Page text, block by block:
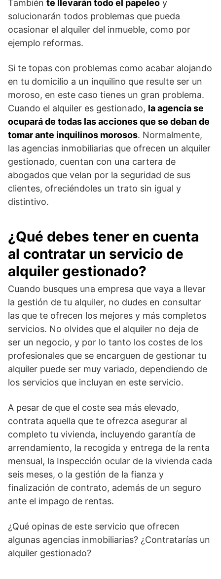
También te llevarán todo el papeleo y
solucionarán todos problemas que pueda
ocasionar el alquiler del inmueble, como por
ejemplo reformas.
Si te topas con problemas como acabar alojando
en tu domicilio a un inquilino que resulte ser un
moroso, en este caso tienes un gran problema.
Cuando el alquiler es gestionado, la agencia se
ocupará de todas las acciones que se deban de
tomar ante inquilinos morosos. Normalmente,
las agencias inmobiliarias que ofrecen un alquiler
gestionado, cuentan con una cartera de
abogados que velan por la seguridad de sus
clientes, ofreciéndoles un trato sin igual y
distintivo.
¿Qué debes tener en cuenta
al contratar un servicio de
alquiler gestionado?
Cuando busques una empresa que vaya a llevar
la gestión de tu alquiler, no dudes en consultar
las que te ofrecen los mejores y más completos
servicios. No olvides que el alquiler no deja de
ser un negocio, y por lo tanto los costes de los
profesionales que se encarguen de gestionar tu
alquiler puede ser muy variado, dependiendo de
los servicios que incluyan en este servicio.
A pesar de que el coste sea más elevado,
contrata aquella que te ofrezca asegurar al
completo tu vivienda, incluyendo garantía de
arrendamiento, la recogida y entrega de la renta
mensual, la Inspección ocular de la vivienda cada
seis meses, o la gestión de la fianza y
finalización de contrato, además de un seguro
ante el impago de rentas.
¿Qué opinas de este servicio que ofrecen
algunas agencias inmobiliarias? ¿Contratarías un
alquiler gestionado?